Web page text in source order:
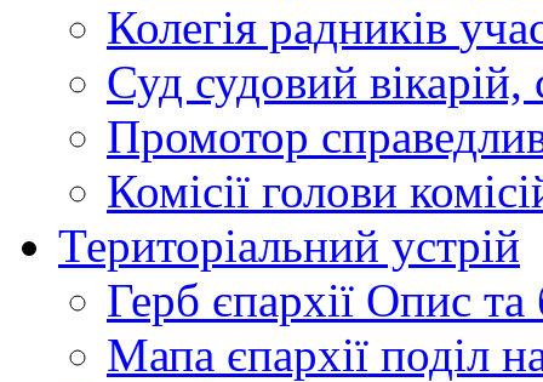
Колегія радників
Суд судовий вікарій,
Промотор
Комісії голови
Територіальний устрій
Герб єпархії Опис та
Мапа єпархії поділ